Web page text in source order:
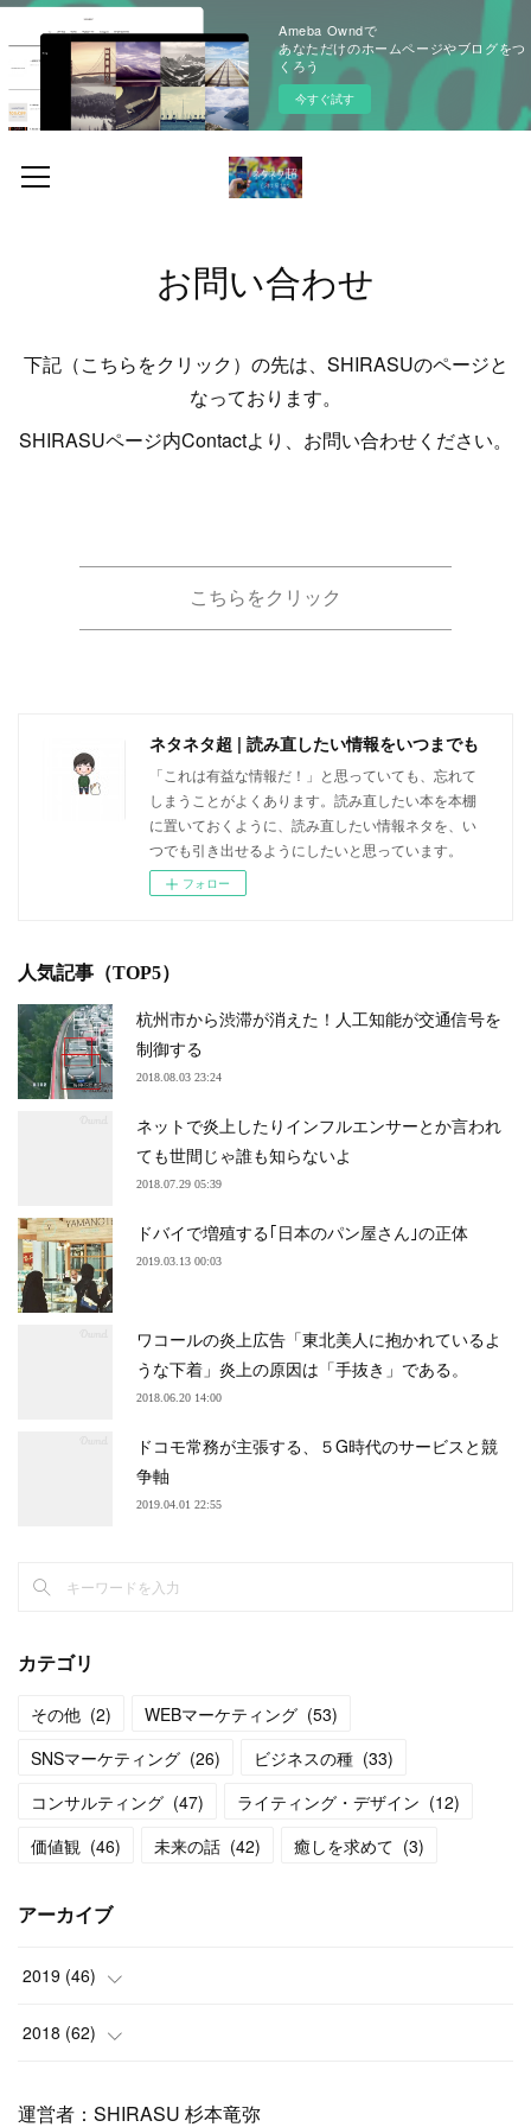
Ameba Owndで
あなただけのホームページやブログをつ
くろう
今すぐ試す
お問い合わせ
下記（こちらをクリック）の先は、SHIRASUのページと
なっております。
SHIRASUページ内Contactより、お問い合わせください。
こちらをクリック
ネタネタ超 | 読み直したい情報をいつまでも
「これは有益な情報だ！」と思っていても、忘れて
しまうことがよくあります。読み直したい本を本棚
に置いておくように、読み直したい情報ネタを、い
つでも引き出せるようにしたいと思っています。
フォロー
人気記事（TOP5）
杭州市から渋滞が消えた！人工知能が交通信号を
制御する
2018.08.03 23:24
ネットで炎上したりインフルエンサーとか言われ
ても世間じゃ誰も知らないよ
2018.07.29 05:39
ドバイで増殖する｢日本のパン屋さん｣の正体
2019.03.13 00:03
ワコールの炎上広告「東北美人に抱かれているよ
うな下着」炎上の原因は「手抜き」である。
2018.06.20 14:00
ドコモ常務が主張する、５G時代のサービスと競
争軸
2019.04.01 22:55
カテゴリ
その他 (2) WEBマーケティング (53)
SNSマーケティング (26) ビジネスの種 (33)
コンサルティング (47) ライティング・デザイン (12)
価値観 (46) 未来の話 (42) 癒しを求めて (3)
アーカイブ
2019 (46)
(11
2018 (62)
運営者：SHIRASU 杉本竜弥